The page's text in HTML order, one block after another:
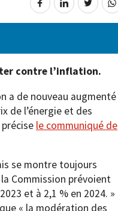
contre l’inflation.
a de nouveau augmenté
de l’énergie et des
le communiqué de
se montre toujours
Commission prévoient
et à 2,1 % en 2024. »
« la modération des